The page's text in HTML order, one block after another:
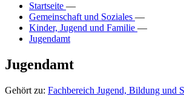
Startseite —
Gemeinschaft und Soziales —
Kinder, Jugend und Familie —
Jugendamt
Jugendamt
Gehört zu: Fachbereich Jugend, Bildung und